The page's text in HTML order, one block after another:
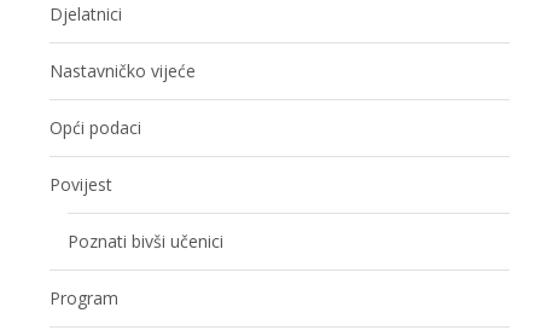
Djelatnici
Nastavničko vijeće
Opći podaci
Povijest
Poznati bivši učenici
Program